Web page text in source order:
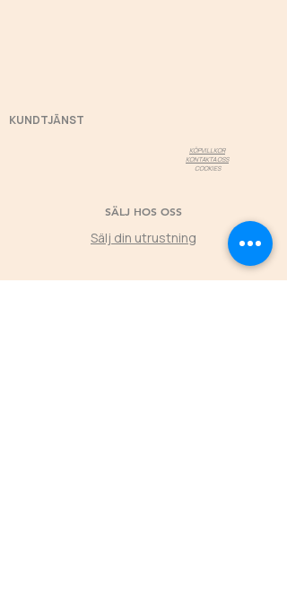
KUNDTJÄNST
KÖPVILLKOR
KONTAKTA OSS
COOKIES
SÄLJ HOS OSS
Sälj din utrustning
©2025 by Second Horse